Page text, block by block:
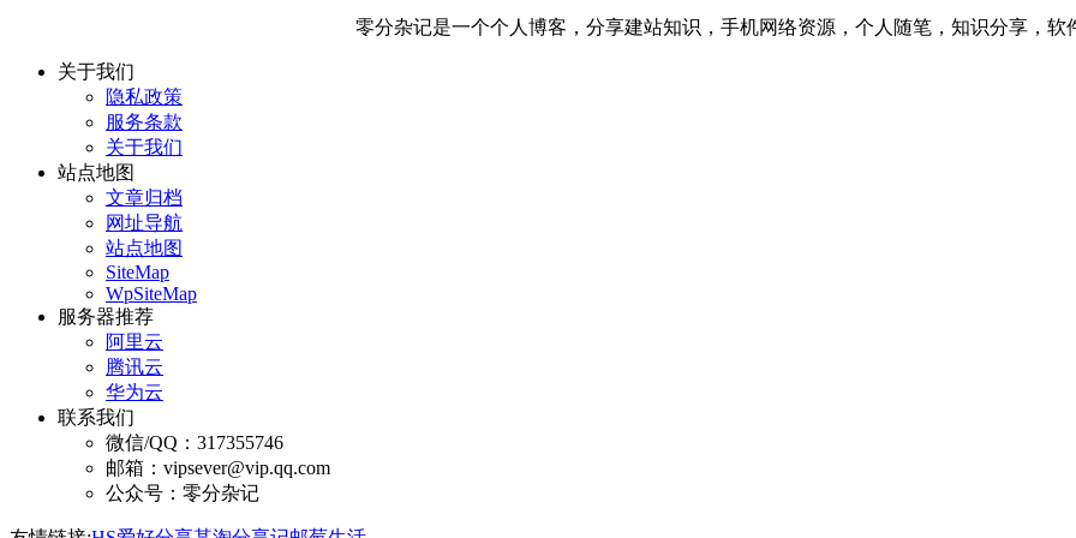
零分杂记是一个个人博客，分享建站知识，手机网络资源，个人随笔，知识分享，软
关于我们
隐私政策
服务条款
关于我们
站点地图
文章归档
网址导航
站点地图
SiteMap
WpSiteMap
服务器推荐
阿里云
腾讯云
华为云
联系我们
微信/QQ：317355746
邮箱：vipsever@vip.qq.com
公众号：零分杂记